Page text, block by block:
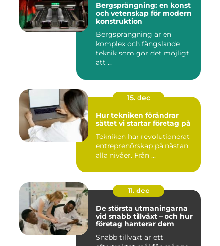
Bergsprängning: en konst
och vetenskap för modern
konstruktion
Bergsprängning är en
komplex och fängslande
teknik som gör det möjligt
att ...
15. dec
Hur tekniken förändrar
sättet vi startar företag på
Tekniken har revolutionerat
entreprenörskap på nästan
alla nivåer. Från ...
11. dec
De största utmaningarna
vid snabb tillväxt – och hur
företag hanterar dem
Snabb tillväxt är ett